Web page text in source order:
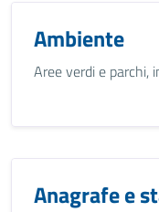
Ambiente
Aree verdi e parchi,
Anagrafe e